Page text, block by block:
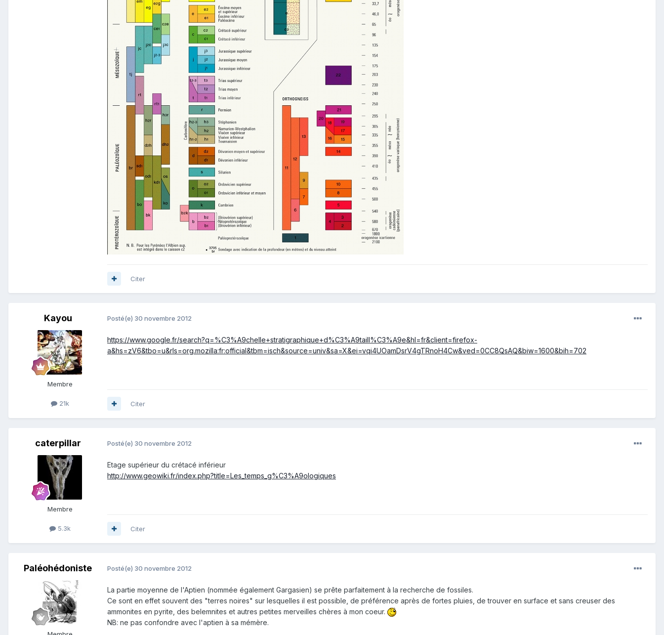
Citer
Kayou
Membre
21k
Posté(e) 30 novembre 2012
https://www.google.fr/search?q=%C3%A9chelle+stratigraphique+d%C3%A9taill%C3%A9e&hl=fr&client=firefox-
a&hs=zV6&tbo=u&rls=org.mozilla:fr:official&tbm=isch&source=univ&sa=X&ei=vqi4UOamDsrV4gTRnoH4Cw&ved=0CC8QsAQ&biw=1600&bih=702
Citer
caterpillar
Membre
5.3k
Posté(e) 30 novembre 2012
Etage supérieur du crétacé inférieur
http://www.geowiki.fr/index.php?title=Les_temps_g%C3%A9ologiques
Citer
Paléohédoniste Posté(e) 30 novembre 2012
La partie moyenne de l'Aptien (nommée également Gargasien) se prête parfaitement à la recherche de fossiles.
Ce sont en effet souvent des "terres noires" sur lesquelles il est possible, de préférence après de fortes pluies, de trouver en surface et sans creuser des
ammonites en pyrite, des belemnites et autres petites merveilles chères à mon coeur.
NB: ne pas confondre avec l'aptien à sa mémère.